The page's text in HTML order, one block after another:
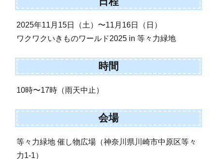
2025年11月15日（土）〜11月16日（日）
ワクワクいきものワールド2025 in 等々力緑地
時間
10時〜17時（雨天中止）
会場
等々力緑地 催し物広場（神奈川県川崎市中原区等々
力1-1）